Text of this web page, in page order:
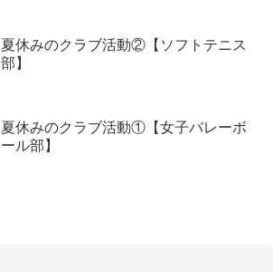
夏休みのクラブ活動②【ソフトテニス
部】
夏休みのクラブ活動①【女子バレーボ
ール部】